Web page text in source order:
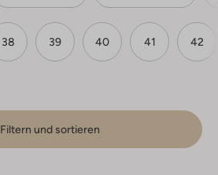
38 39 40 41 42
Filtern und sortieren